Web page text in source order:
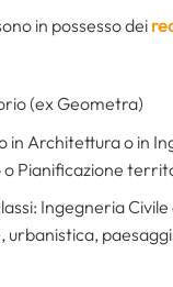
in possesso dei
(ex Geometra)
Architettura o in
Pianificazione
Ingegneria